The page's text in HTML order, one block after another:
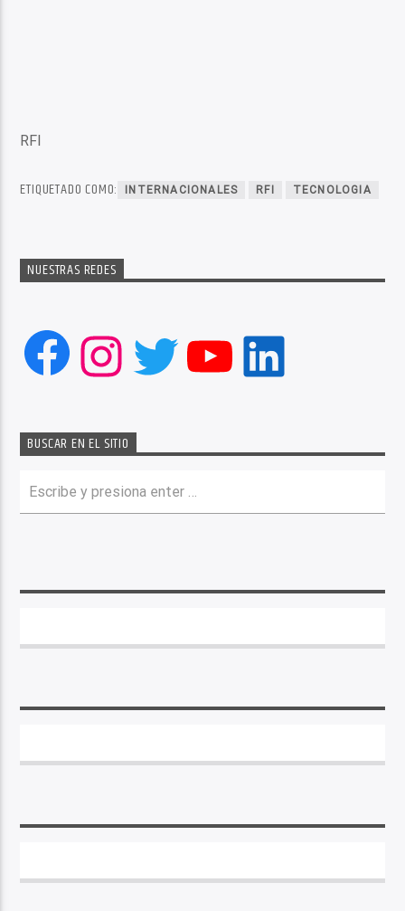
RFI
ETIQUETADO COMO: INTERNACIONALES RFI TECNOLOGIA
NUESTRAS REDES
Facebook
Instagram
Twitter
YouTube
LinkedIn
BUSCAR EN EL SITIO